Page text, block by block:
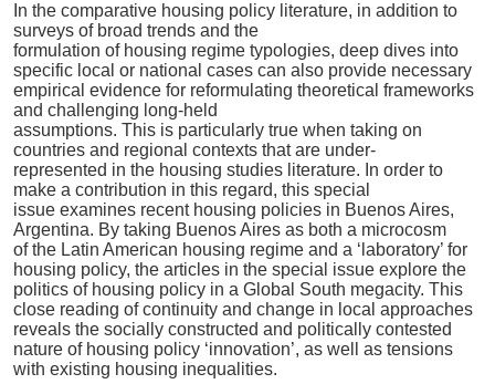
In the comparative housing policy literature, in addition to
surveys of broad trends and the
formulation of housing regime typologies, deep dives into
specific local or national cases can also provide necessary
empirical evidence for reformulating theoretical frameworks
and challenging long-held
assumptions. This is particularly true when taking on
countries and regional contexts that are under-
represented in the housing studies literature. In order to
make a contribution in this regard, this special
issue examines recent housing policies in Buenos Aires,
Argentina. By taking Buenos Aires as both a microcosm
of the Latin American housing regime and a ‘laboratory’ for
housing policy, the articles in the special issue explore the
politics of housing policy in a Global South megacity. This
close reading of continuity and change in local approaches
reveals the socially constructed and politically contested
nature of housing policy ‘innovation’, as well as tensions
with existing housing inequalities.